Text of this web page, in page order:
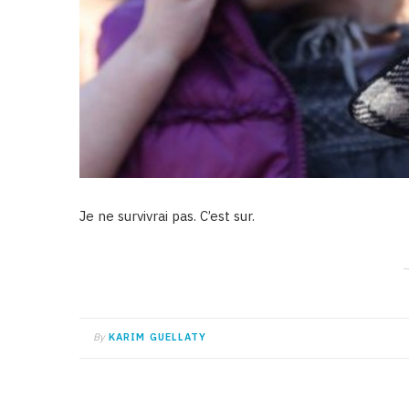
Je ne survivrai pas. C’est sur.
By KARIM GUELLATY